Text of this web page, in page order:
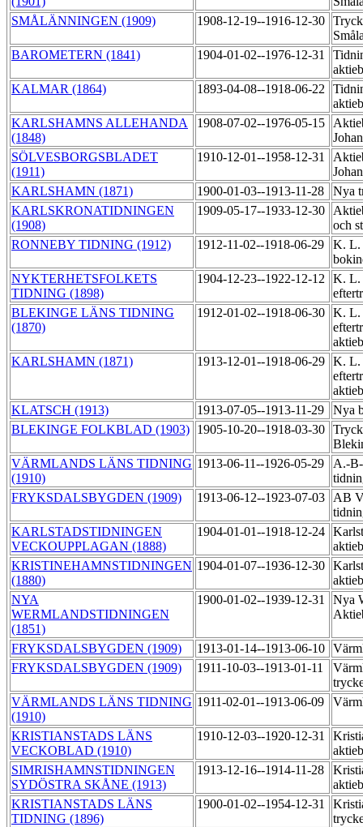
SMÅLÄNNINGEN (1909)
1908-12-19--1916-12-30
BAROMETERN (1841)
1904-01-02--1976-12-31
KALMAR (1864)
1893-04-08--1918-06-22
KARLSHAMNS ALLEHANDA
(1848)
1908-07-02--1976-05-15
SÖLVESBORGSBLADET
(1911)
1910-12-01--1958-12-31
KARLSHAMN (1871)
1900-01-03--1913-11-28
Nya
KARLSKRONATIDNINGEN
(1908)
1909-05-17--1933-12-30
och
RONNEBY TIDNING (1912)
1912-11-02--1918-06-29
K. L.
NYKTERHETSFOLKETS
TIDNING (1898)
1904-12-23--1922-12-12
K. L.
BLEKINGE LÄNS TIDNING
(1870)
1912-01-02--1918-06-30 K. L.
KARLSHAMN (1871)
1913-12-01--1918-06-29 K. L.
KLATSCH (1913)
1913-07-05--1913-11-29
Nya
BLEKINGE FOLKBLAD (1903) 1905-10-20--1918-03-30
VÄRMLANDS LÄNS TIDNING
(1910)
1913-06-11--1926-05-29
A.-
FRYKSDALSBYGDEN (1909)
1913-06-12--1923-07-03
AB
KARLSTADSTIDNINGEN
VECKOUPPLAGAN (1888)
1904-01-01--1918-12-24
KRISTINEHAMNSTIDNINGEN
(1880)
1904-01-07--1936-12-30
NYA
WERMLANDSTIDNINGEN
(1851)
1900-01-02--1939-12-31
Nya
FRYKSDALSBYGDEN (1909) 1913-01-14--1913-06-10
FRYKSDALSBYGDEN (1909)
1911-10-03--1913-01-11
VÄRMLANDS LÄNS TIDNING
(1910)
1911-02-01--1913-06-09
KRISTIANSTADS LÄNS
VECKOBLAD (1910)
1910-12-03--1920-12-31
SIMRISHAMNSTIDNINGEN
SYDÖSTRA SKÅNE (1913)
1913-12-16--1914-11-28
KRISTIANSTADS LÄNS
TIDNING (1896)
1900-01-02--1954-12-31